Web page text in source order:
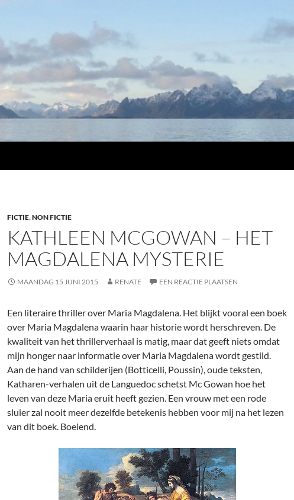
FICTIE,NON FICTIE
KATHLEEN MCGOWAN – HET
MAGDALENA MYSTERIE
MAANDAG 15 JUNI 2015 RENATE EEN REACTIE PLAATSEN
Een literaire thriller over Maria Magdalena. Het blijkt vooral een boek
over Maria Magdalena waarin haar historie wordt herschreven. De
kwaliteit van het thrillerverhaal is matig, maar dat geeft niets omdat
mijn honger naar informatie over Maria Magdalena wordt gestild.
Aan de hand van schilderijen (Botticelli, Poussin), oude teksten,
Katharen-verhalen uit de Languedoc schetst Mc Gowan hoe het
leven van deze Maria eruit heeft gezien. Een vrouw met een rode
sluier zal nooit meer dezelfde betekenis hebben voor mij na het lezen
van dit boek. Boeiend.